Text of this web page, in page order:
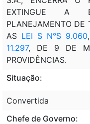
EXTINGUE A
PLANEJAMENTO DE
AS LEI S N°S 9.060
11.297, DE 9 DE
PROVIDÊNCIAS.
Situação:
Convertida
Chefe de Governo: